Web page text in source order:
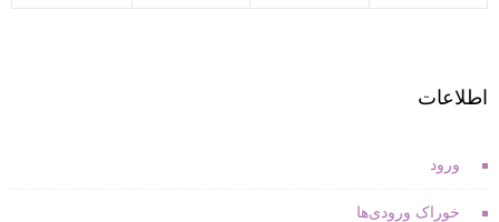
اطلاعات
ورود
خوراک ورودی‌ها